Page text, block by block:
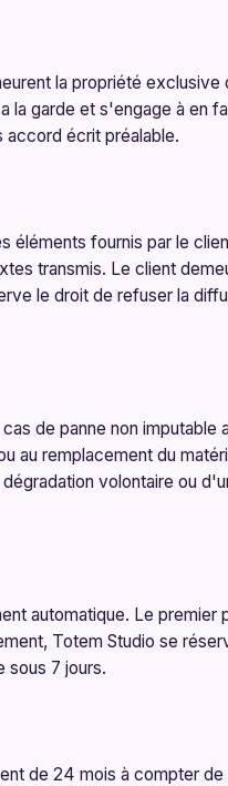
la propriété exclusive
la garde et s'engage à en
accord écrit préalable.
éléments fournis par le
transmis. Le client
le droit de refuser la
de panne non imputable
au remplacement du
volontaire ou
automatique. Le premier
Totem Studio se
sous 7 jours.
de 24 mois à compter